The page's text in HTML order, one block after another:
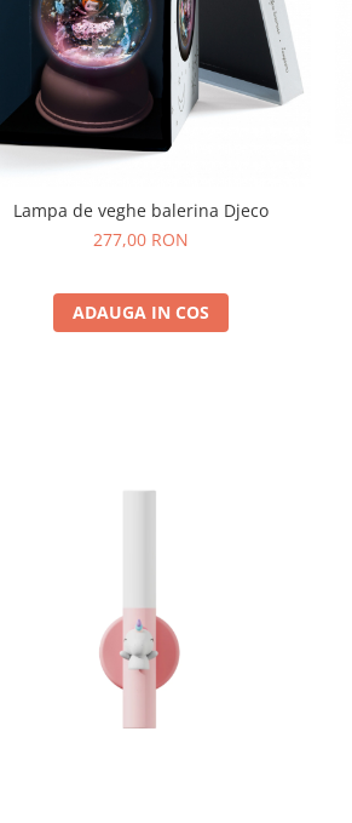
Lampa de veghe balerina Djeco
277,00 RON
ADAUGA IN COS